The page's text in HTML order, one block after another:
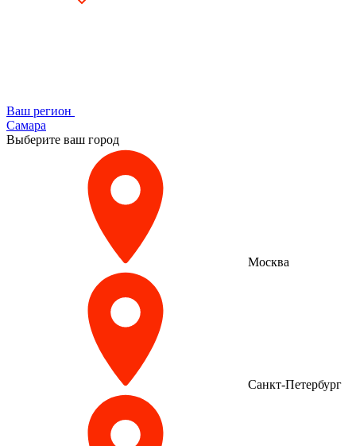
Ваш регион
Самара
Выберите ваш город
Москва
Санкт-Петербург